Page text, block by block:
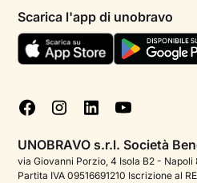
Aiuto urgente
FAQ
Podcast di psicologia
Termini e condizioni
Informativa Privacy
Cookie policy
Gestisci cookie
Scarica l'app di unobravo
UNOBRAVO s.r.l. Società
via Giovanni Porzio, 4 Isola B2 - Napoli
Partita IVA 09516691210 Iscrizione al